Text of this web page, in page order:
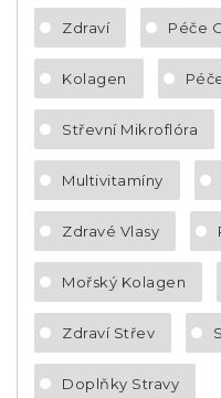
Zdraví Péče
Kolagen
Střevní Mikroflóra
Multivitamíny
Zdravé Vlasy
Mořský Kolagen
Zdraví Střev
Doplňky Stravy